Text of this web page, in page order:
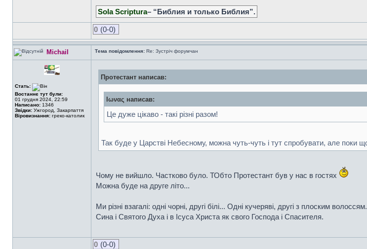
Sola Scriptura– “Библия и только Библия”.
0 (0-0)
Michail Тема повідомлення: Re: Зустріч форумчан
Стать:
Востаннє тут були:
01 грудня 2024, 22:59
Написано: 1346
Звідки: Ужгород, Закарпаття
Віровизнання: греко-католик
Протестант написав:
Ιωνας написав:
Це дуже цікаво - такі різні разом!
Так буде у Царстві Небесному, можна чуть-чуть і тут спробувати, але поки
Чому не вийшло. Частково було. ТОбто Протестант був у нас в гостях
Можна буде на друге літо...
Ми різні взагалі: одні чорні, другі білі... Одні кучеряві, другі з плоским
Сина і Святого Духа і в Ісуса Христа як свого Господа і Спасителя.
0 (0-0)